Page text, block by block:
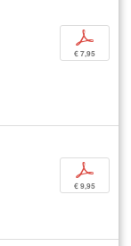
p
€ 7,95
p
€ 9,95